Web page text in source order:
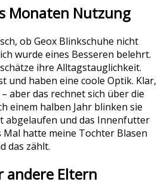
Monaten Nutzung
ob Geox Blinkschuhe nicht
wurde eines Besseren belehrt.
ihre Alltagstauglichkeit.
und haben eine coole Optik. Klar,
aber das rechnet sich über die
einem halben Jahr blinken sie
abgelaufen und das Innenfutter
hatte meine Tochter Blasen
das zählt.
andere Eltern